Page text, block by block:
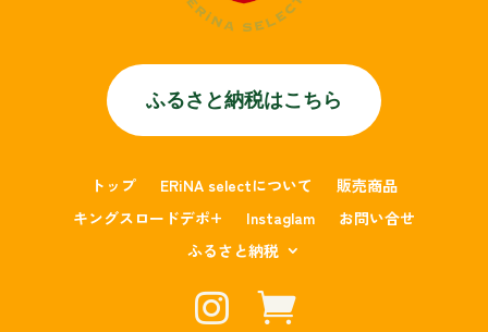
ふるさと納税はこちら
トップ ERiNA selectについて
販売商品
キングスロードデポ+
Instaglam
お問い合せ
ふるさと納税
 